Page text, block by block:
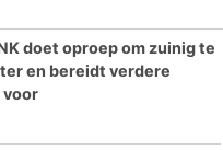
doet oproep om zuinig te
en bereidt verdere
voor